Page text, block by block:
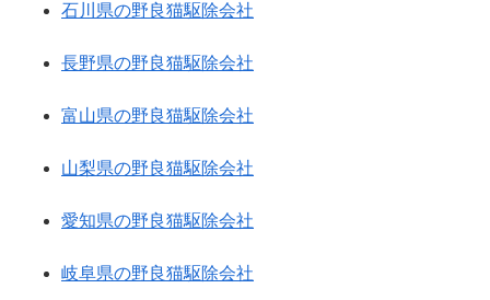
石川県の野良猫駆除会社
長野県の野良猫駆除会社
富山県の野良猫駆除会社
山梨県の野良猫駆除会社
愛知県の野良猫駆除会社
岐阜県の野良猫駆除会社